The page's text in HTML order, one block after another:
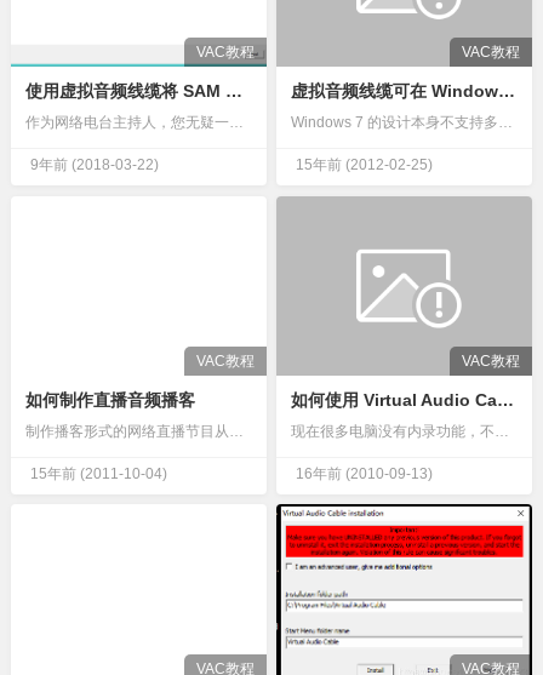
VAC教程
使用虚拟音频线缆将 SAM Broadcaster 与 Skype 集成
作为网络电台主持人，您无疑一直在努力寻找提升电台运营效率的方法。我们经常收到 SAM Broadcaster 软件用户的咨询，询问是否可以在同一节目中启用多位主持人，或者是否可以接听听众来电并邀请远程…
9年前 (2018-03-22)
VAC教程
虚拟音频线缆可在 Windows 7 中实现多个音频输出
Windows 7 的设计本身不支持多音频输出，这正是许多 Windows 7 用户不满的地方。有些人可能希望同时通过扬声器和耳机播放声音，但这无法实现。插入耳机后，Windows 7 会自动识别并将…
15年前 (2012-02-25)
VAC教程
如何制作直播音频播客
15年前 (2011-10-04)
VAC教程
如何使用 Virtual Audio Cable,录音
16年前 (2010-09-13)
VAC教程 VAC教程